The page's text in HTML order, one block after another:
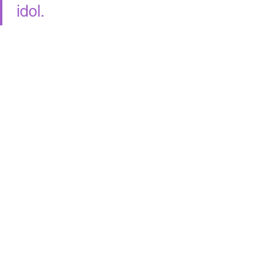
idol.